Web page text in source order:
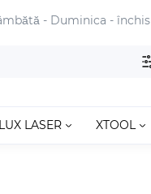
- Duminica - închis
LASER XTOOL